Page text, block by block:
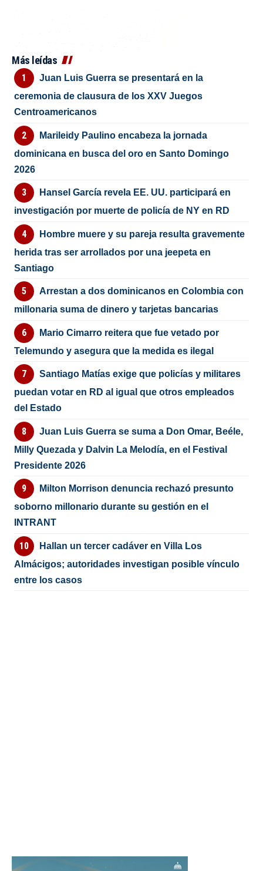
Más leídas
Juan Luis Guerra se presentará en la
ceremonia de clausura de los XXV Juegos
Centroamericanos
Marileidy Paulino encabeza la jornada
dominicana en busca del oro en Santo Domingo
2026
Hansel García revela EE. UU. participará en
investigación por muerte de policía de NY en RD
Hombre muere y su pareja resulta gravemente
herida tras ser arrollados por una jeepeta en
Santiago
Arrestan a dos dominicanos en Colombia con
millonaria suma de dinero y tarjetas bancarias
Mario Cimarro reitera que fue vetado por
Telemundo y asegura que la medida es ilegal
Santiago Matías exige que policías y militares
puedan votar en RD al igual que otros empleados
del Estado
Juan Luis Guerra se suma a Don Omar, Beéle,
Milly Quezada y Dalvin La Melodía, en el Festival
Presidente 2026
Milton Morrison denuncia rechazó presunto
soborno millonario durante su gestión en el
INTRANT
Hallan un tercer cadáver en Villa Los
Almácigos; autoridades investigan posible vínculo
entre los casos